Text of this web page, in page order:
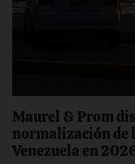
Maurel & Prom
normalización de
Venezuela en